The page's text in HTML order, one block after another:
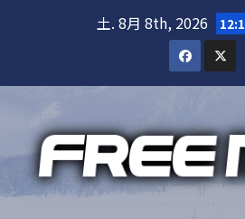
土. 8月 8th, 2026